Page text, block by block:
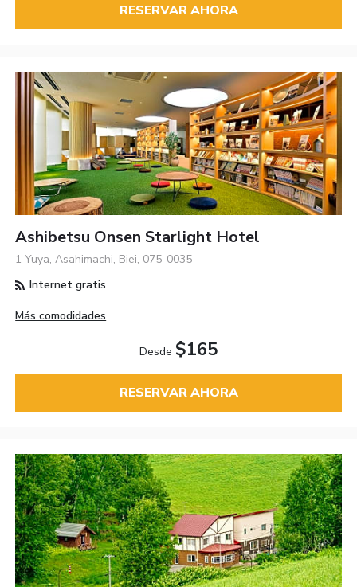
RESERVAR AHORA
Ashibetsu Onsen Starlight Hotel
1 Yuya, Asahimachi, Biei, 075-0035
Internet gratis
Más comodidades
Desde $165
RESERVAR AHORA